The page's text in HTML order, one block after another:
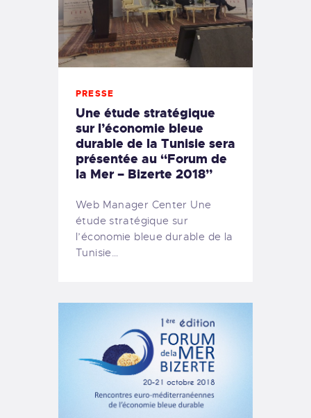
PRESSE
Une étude stratégique
sur l’économie bleue
durable de la Tunisie sera
présentée au “Forum de
la Mer – Bizerte 2018”
Web Manager Center Une
étude stratégique sur
l’économie bleue durable de la
Tunisie…